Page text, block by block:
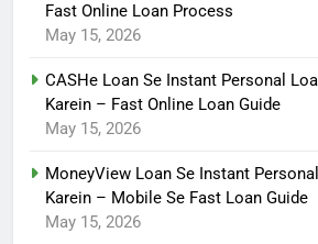
Fast Online Loan Process
May 15, 2026
CASHe Loan Se Instant Personal
Karein – Fast Online Loan Guide
May 15, 2026
MoneyView Loan Se Instant
Karein – Mobile Se Fast Loan Guide
May 15, 2026